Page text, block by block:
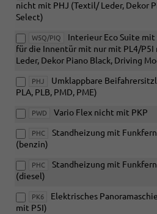
nicht mit PHJ (Textil/ Leder, Dekor
Select)
W5Q/PIQ
Interieur Eco Suite
für die Innentür mit nur mit PL4/
Leder, Dekor Piano Black, Driving
PHJ
Umklappbare
PLA, PLB, PMD, PME)
PWD Vario Flex nicht mit PKP
PHC
Standheizung mit
(benzin)
PHC
Standheizung mit
(diesel)
PK6
Elektrisches
mit P5I)